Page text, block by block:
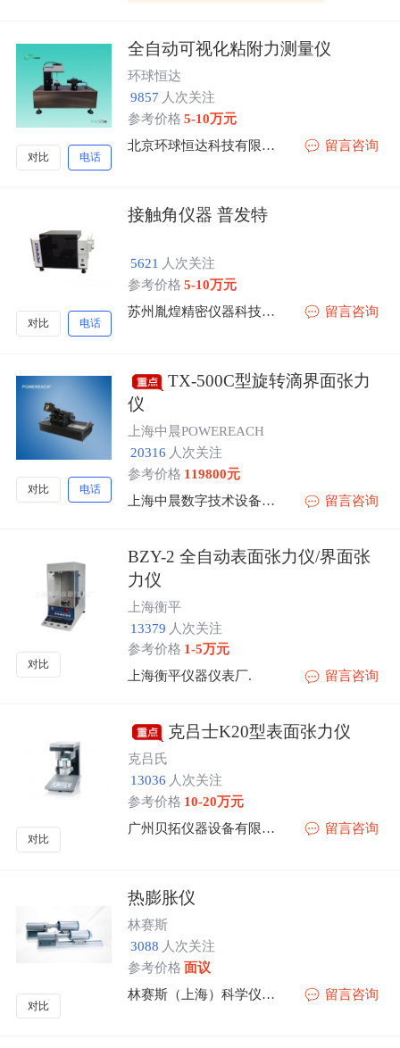
对比 电话
全自动可视化粘附力测量仪
环球恒达
9857 人次关注
参考价格 5-10万元
北京环球恒达科技有限公司
留言咨询
对比 电话
接触角仪器 普发特
5621 人次关注
参考价格 5-10万元
苏州胤煌精密仪器科技有限公司-伞棚灯、不溶性微粒
留言咨询
对比 电话
TX-500C型旋转滴界面张力
仪
上海中晨POWEREACH
20316 人次关注
参考价格 119800元
上海中晨数字技术设备有限公司
留言咨询
对比
BZY-2 全自动表面张力仪/界面张
力仪
上海衡平
13379 人次关注
参考价格 1-5万元
上海衡平仪器仪表厂.
留言咨询
对比
克吕士K20型表面张力仪
克吕氏
13036 人次关注
参考价格 10-20万元
广州贝拓仪器设备有限公司
留言咨询
对比
热膨胀仪
林赛斯
3088 人次关注
参考价格 面议
林赛斯（上海）科学仪器有限公司
留言咨询